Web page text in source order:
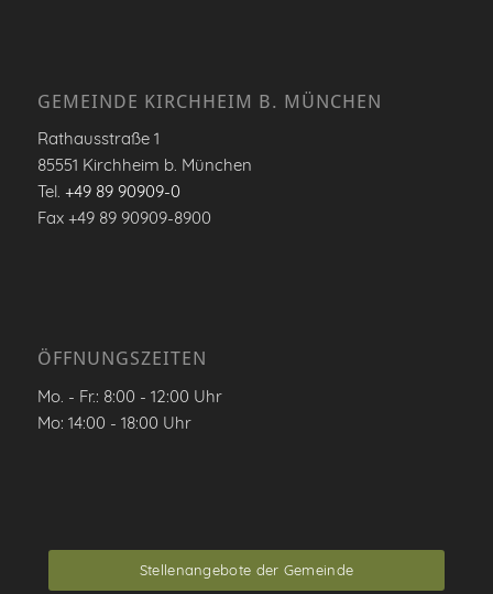
GEMEINDE KIRCHHEIM B. MÜNCHEN
Rathausstraße 1
85551 Kirchheim b. München
Tel. +49 89 90909-0
Fax +49 89 90909-8900
ÖFFNUNGSZEITEN
Mo. - Fr.: 8:00 - 12:00 Uhr
Mo: 14:00 - 18:00 Uhr
Stellenangebote der Gemeinde